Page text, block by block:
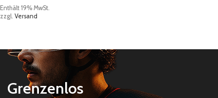
Enthält 19% MwSt.
zzgl. Versand
Grenzenlos